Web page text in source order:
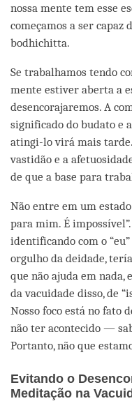
nossa mente tem esse
começamos a ser
bodhichitta.
Se trabalhamos tendo
mente estiver aberta a
desencorajaremos. A
significado do budato e
atingi-lo virá mais
vastidão e a
de que a base para
Não entre em um
para mim. É
identificando com o
orgulho da deidade,
que não ajuda em nada,
da vacuidade disso, de
Nosso foco está no fato
não ter acontecido —
Portanto, não que
Evitando o
Meditação na